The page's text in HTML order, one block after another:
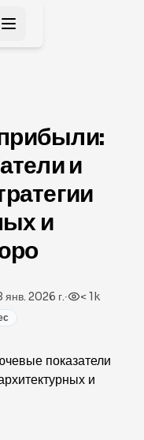
Open main menu
и
и
янв. 2026 г.· < 1k